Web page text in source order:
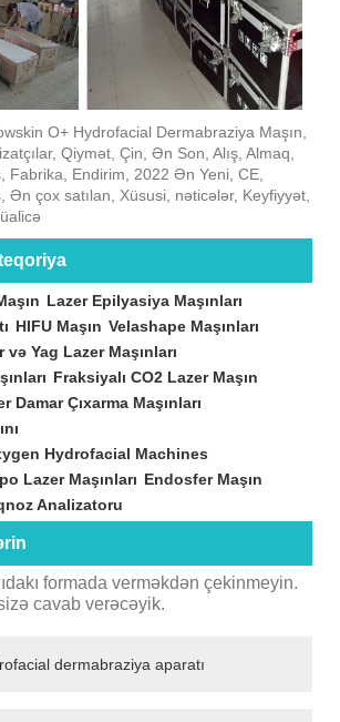
O+ Hydrofacial Dermabraziya Maşın,
Qiymət, Çin, Ən Son, Alış, Almaq,
Fabrika, Endirim, 2022 Ən Yeni, CE,
Ən çox satılan, Xüsusi, nəticələr, Keyfiyyət,
Lazer Epilyasiya Maşınları
HIFU Maşın Velashape Maşınları
Yag Lazer Maşınları
Fraksiyalı CO2 Lazer Maşın
Damar Çıxarma Maşınları
Hydrofacial Machines
Lazer Maşınları Endosfer Maşın
Analizatoru
formada verməkdən çekinmeyin.
cavab verəcəyik.